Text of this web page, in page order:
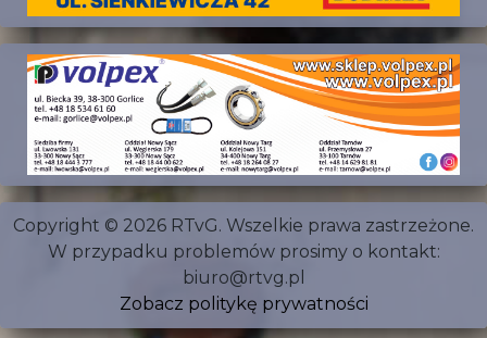
Copyright © 2026 RTvG. Wszelkie prawa zastrzeżone.
W przypadku problemów prosimy o kontakt:
biuro@rtvg.pl
Zobacz politykę prywatności